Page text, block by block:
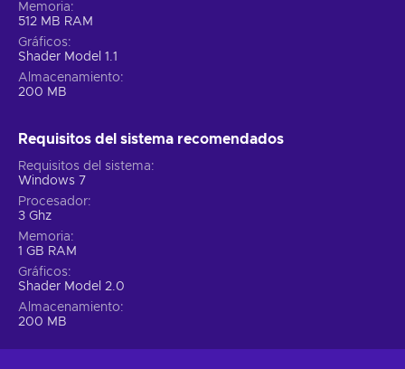
Memoria
512 MB RAM
Gráficos
Shader Model 1.1
Almacenamiento
200 MB
Requisitos del sistema recomendados
Requisitos del sistema
Windows 7
Procesador
3 Ghz
Memoria
1 GB RAM
Gráficos
Shader Model 2.0
Almacenamiento
200 MB